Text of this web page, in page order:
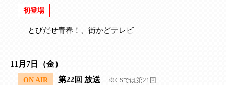
初登場
とびだせ青春！、街かどテレビ
11月7日（金）
ON AIR 第22回 放送 ※CSでは第21回